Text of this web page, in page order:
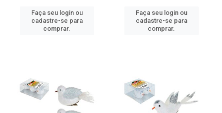
Faça seu login ou
cadastre-se para
comprar.
Faça seu login ou
cadastre-se para
comprar.